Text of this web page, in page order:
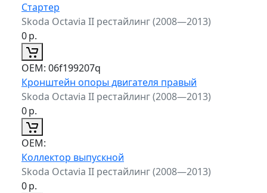
Стартер
Skoda Octavia II рестайлинг (2008—2013)
0р.
ОЕМ: 06f199207q
Кронштейн опоры двигателя правый
Skoda Octavia II рестайлинг (2008—2013)
0р.
ОЕМ:
Коллектор выпускной
Skoda Octavia II рестайлинг (2008—2013)
0р.